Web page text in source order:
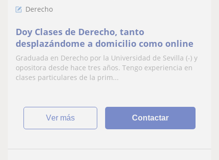
Derecho
Doy Clases de Derecho, tanto
desplazándome a domicilio como online
Graduada en Derecho por la Universidad de Sevilla (-) y
opositora desde hace tres años. Tengo experiencia en
clases particulares de la prim...
ver más Contactar